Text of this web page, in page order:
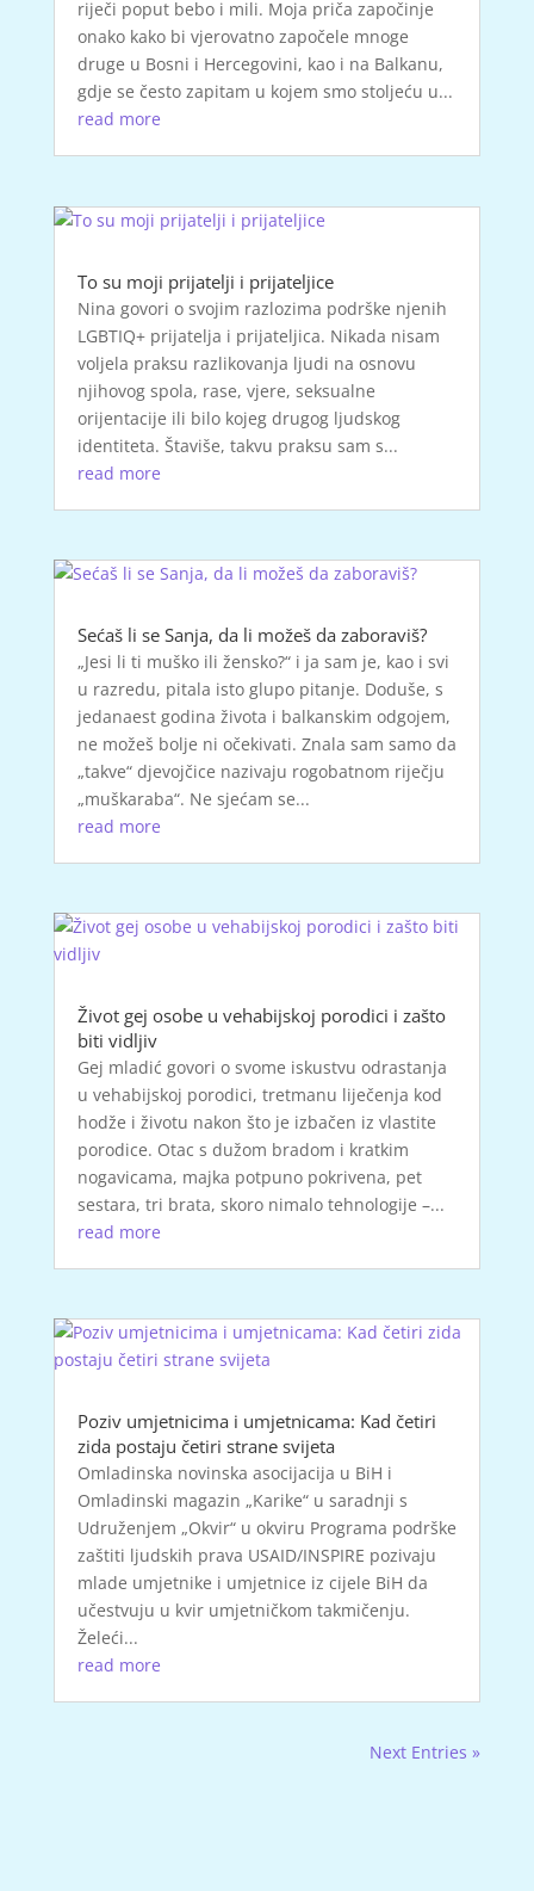
riječi poput bebo i mili. Moja priča započinje
onako kako bi vjerovatno započele mnoge
druge u Bosni i Hercegovini, kao i na Balkanu,
gdje se često zapitam u kojem smo stoljeću u...
read more
To su moji prijatelji i prijateljice
Nina govori o svojim razlozima podrške njenih
LGBTIQ+ prijatelja i prijateljica. Nikada nisam
voljela praksu razlikovanja ljudi na osnovu
njihovog spola, rase, vjere, seksualne
orijentacije ili bilo kojeg drugog ljudskog
identiteta. Štaviše, takvu praksu sam s...
read more
Sećaš li se Sanja, da li možeš da zaboraviš?
„Jesi li ti muško ili žensko?“ i ja sam je, kao i svi
u razredu, pitala isto glupo pitanje. Doduše, s
jedanaest godina života i balkanskim odgojem,
ne možeš bolje ni očekivati. Znala sam samo da
„takve“ djevojčice nazivaju rogobatnom riječju
„muškaraba“. Ne sjećam se...
read more
Život gej osobe u vehabijskoj porodici i zašto
biti vidljiv
Gej mladić govori o svome iskustvu odrastanja
u vehabijskoj porodici, tretmanu liječenja kod
hodže i životu nakon što je izbačen iz vlastite
porodice. Otac s dužom bradom i kratkim
nogavicama, majka potpuno pokrivena, pet
sestara, tri brata, skoro nimalo tehnologije –...
read more
Poziv umjetnicima i umjetnicama: Kad četiri
zida postaju četiri strane svijeta
Omladinska novinska asocijacija u BiH i
Omladinski magazin „Karike“ u saradnji s
Udruženjem „Okvir“ u okviru Programa podrške
zaštiti ljudskih prava USAID/INSPIRE pozivaju
mlade umjetnike i umjetnice iz cijele BiH da
učestvuju u kvir umjetničkom takmičenju.
Želeći...
read more
Next Entries »